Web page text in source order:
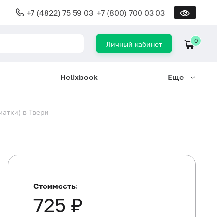
+7 (4822) 75 59 03 +7 (800) 700 03 03
Личный кабинет 0
Helixbook Еще
в Твери
Стоимость:
725 ₽